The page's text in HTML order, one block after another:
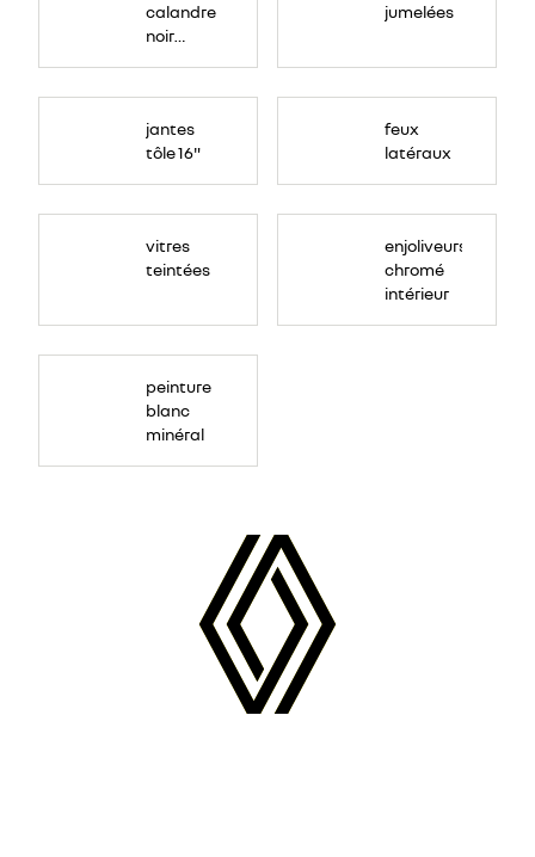
calandre
noir
jumelées
jantes
tôle 16"
feux
latéraux
vitres
teintées
enjoliveurs
chromé
intérieur
peinture
blanc
minéral